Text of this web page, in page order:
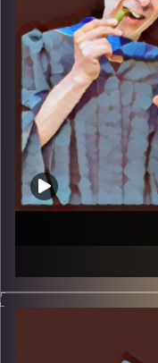
פרופסור בועז בן-